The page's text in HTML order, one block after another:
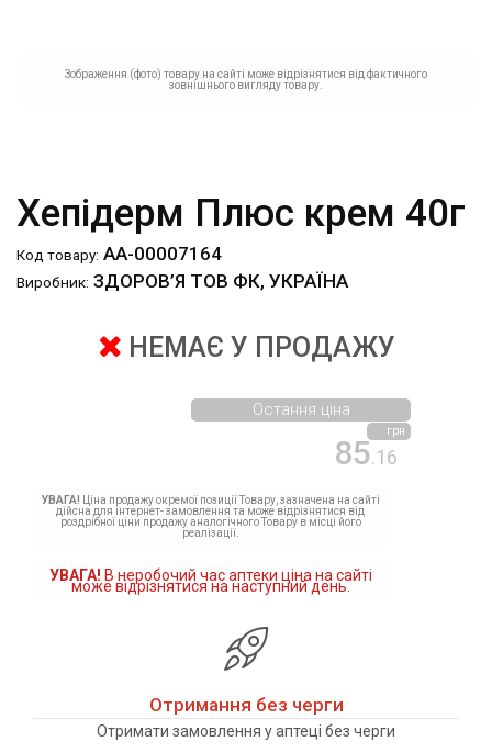
Зображення (фото) товару на сайті може відрізнятися від фактичного
зовнішнього вигляду товару.
Хепідерм Плюс крем 40г
Код товару: АА-00007164
Виробник: ЗДОРОВ’Я ТОВ ФК, УКРАЇНА
НЕМАЄ У ПРОДАЖУ
85.16
грн
Остання ціна
УВАГА! Ціна продажу окремої позиції Товару, зазначена на сайті
дійсна для інтернет- замовлення та може відрізнятися від
роздрібної ціни продажу аналогічного Товару в місці його
реалізації.
УВАГА! В неробочий час аптеки ціна на сайті
може відрізнятися на наступний день.
Отримання без черги
Отримати замовлення у аптеці без черги